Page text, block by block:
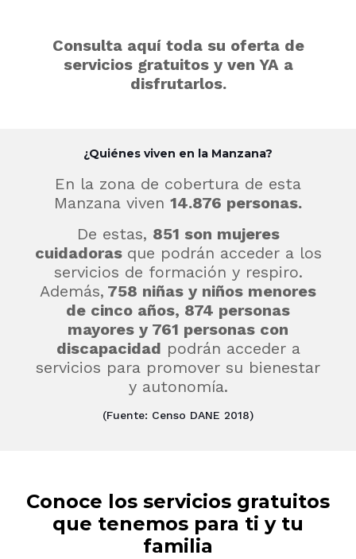
Consulta aquí toda su oferta de
servicios gratuitos y ven YA a
disfrutarlos.
¿Quiénes viven en la Manzana?
En la zona de cobertura de esta
Manzana viven 14.876 personas.
De estas, 851 son mujeres
cuidadoras que podrán acceder a los
servicios de formación y respiro.
Además, 758 niñas y niños menores
de cinco años, 874 personas
mayores y 761 personas con
discapacidad podrán acceder a
servicios para promover su bienestar
y autonomía.
(Fuente: Censo DANE 2018)
Conoce los servicios gratuitos
que tenemos para ti y tu
familia